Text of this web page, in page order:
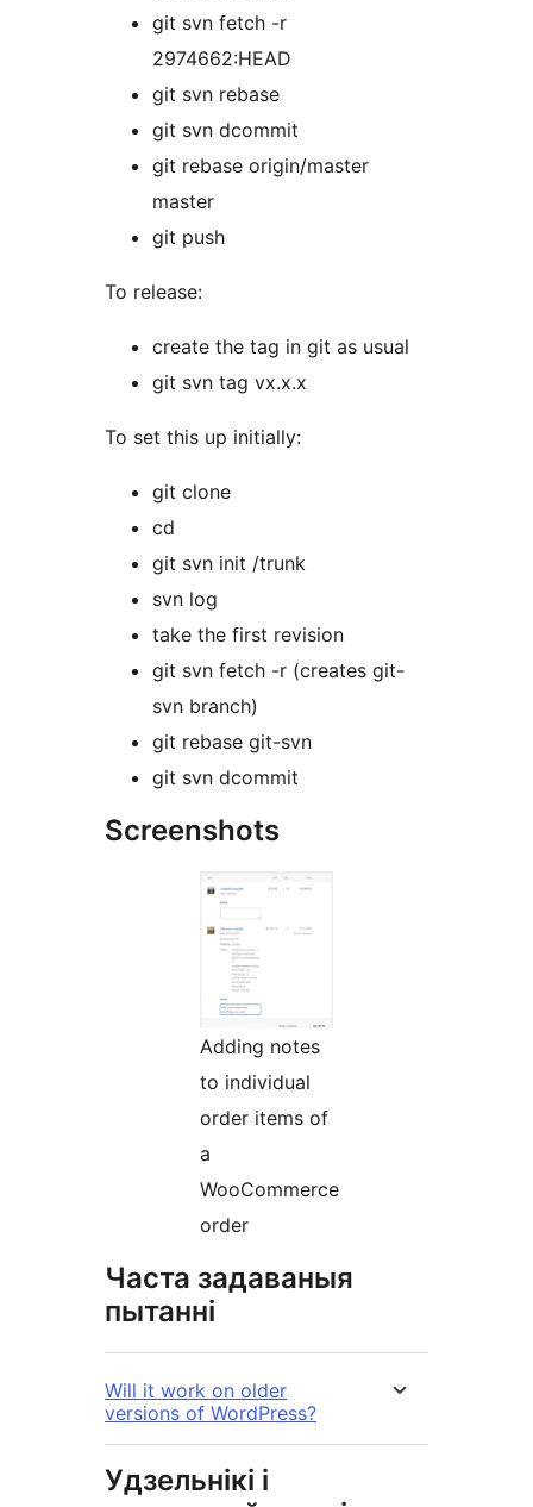
git svn fetch -r
2974662:HEAD
git svn rebase
git svn dcommit
git rebase origin/master
master
git push
To release:
create the tag in git as usual
git svn tag vx.x.x
To set this up initially:
git clone
cd
git svn init /trunk
svn log
take the first revision
git svn fetch -r (creates git-
svn branch)
git rebase git-svn
git svn dcommit
Screenshots
Adding notes
to individual
order items of
a
WooCommerce
order
Часта задаваныя
пытанні
Will it work on older
versions of WordPress?
Удзельнікі і